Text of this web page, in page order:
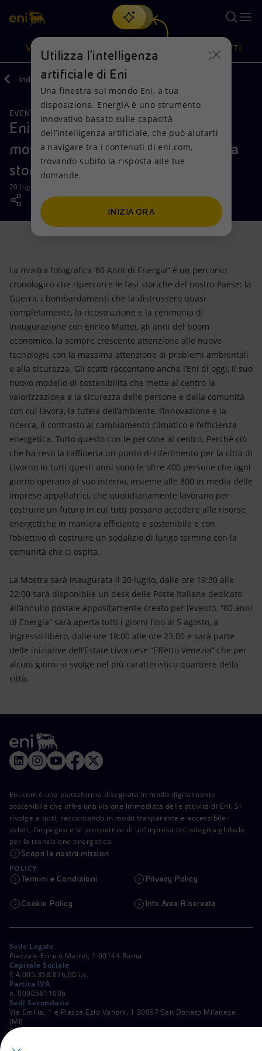
Cerca
scopri EnergIA, la nostra nuova soluzione di intelligenza
artificiale.
VISIONE
Visione
Mission e valori
Persone e Partnership
Net Zero
Modello satellitare
Energia accessibile
Innovazione
Scenari energetici
Azioni
Diversificazione energetica
Tecnologie per la transizione
Collaborazioni per l'innovazione
Attività nel mondo
PRODOTTI
Prodotti
Casa
Imprese
Mobilità
Indietro Media News
EVENTI
Eni: a Livorno “80 anni di Energia”,
mostra fotografica per raccontare la
storia della raffineria
20 luglio 2018 - 12:20 CEST
La mostra fotografica ’80 Anni di Energia” è un percorso
cronologico che ripercorre le fasi storiche del nostro Paese: la
Guerra, i bombardamenti che la distrussero quasi
completamente, la ricostruzione e la cerimonia di
inaugurazione con Enrico Mattei, gli anni del boom
economico, la sempre crescente attenzione alle nuove
tecnologie con la massima attenzione ai problemi ambientali
e alla sicurezza. Gli scatti raccontano anche l’Eni di oggi, il suo
nuovo modello di sostenibilità che mette al centro la
valorizzazione e la sicurezza delle persone e della comunità
con cui lavora, la tutela dell’ambiente, l’innovazione e la
ricerca, il contrasto al cambiamento climatico e l’efficienza
energetica. Tutto questo con le persone al centro. Perché ciò
che ha reso la raffineria un punto di riferimento per la città di
Livorno in tutti questi anni sono le oltre 400 persone che ogni
giorno operano al suo interno, insieme alle 800 in media delle
imprese appaltatrici, che quotidianamente lavorano per
costruire un futuro in cui tutti possano accedere alle risorse
energetiche in maniera efficiente e sostenibile e con
l’obiettivo di costruire un sodalizio di lungo termine con la
comunità che ci ospita.
La Mostra sarà inaugurata il 20 luglio, dalle ore 19:30 alle
22:00 sarà disponibile un desk delle Poste Italiane dedicato
all’annullo postale appositamente creato per l’evento. “80 anni
di Energia” sarà aperta tutti i giorni fino al 5 agosto, a
ingresso libero, dalle ore 18:00 alle ore 23:00 e sarà parte
delle iniziative dell’Estate Livornese “Effetto Venezia” che per
alcuni giorni si svolge nel più caratteristico quartiere della
città.
Eni.com è una piattaforma disegnata in modo digitalmente
sostenibile che offre una visione immediata delle attività di Eni. Si
rivolge a tutti, raccontando in modo trasparente e accessibile i
valori, l’impegno e le prospettive di un’impresa tecnologica globale
per la transizione energetica.
Scopri la nostra mission
POLICY
Termini e Condizioni Privacy Policy
Cookie Policy Info Area Riservata
Sede Legale
Piazzale Enrico Mattei, 1 00144 Roma
Capitale Sociale
€ 4.005.358.876,00 i.v.
Partita IVA
n. 00905811006
Sedi Secondarie
Via Emilia, 1 e Piazza Ezio Vanoni, 1 20097 San Donato Milanese
(MI)
C. Fiscale e Registro Imprese di Roma
Utilizza l'intelligenza
artificiale di Eni
Una finestra sul mondo Eni, a tua
disposizione. EnergIA è uno strumento
innovativo basato sulle capacità
dell’intelligenza artificiale, che può aiutarti
a navigare tra i contenuti di eni.com,
trovando subito la risposta alle tue
domande.
INIZIA ORA